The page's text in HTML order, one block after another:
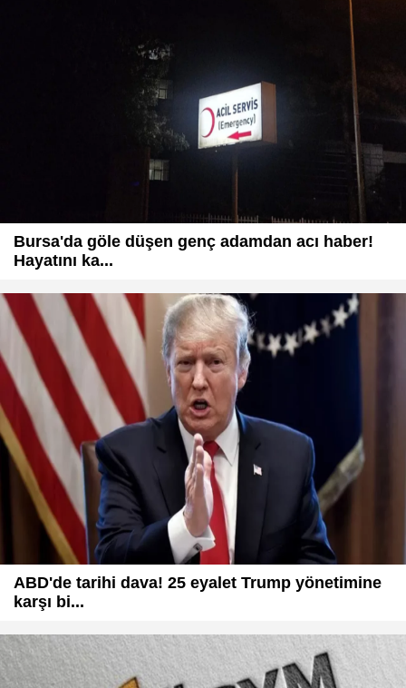
Bursa'da göle düşen genç adamdan acı haber!
Hayatını ka...
ABD'de tarihi dava! 25 eyalet Trump yönetimine
karşı bi...